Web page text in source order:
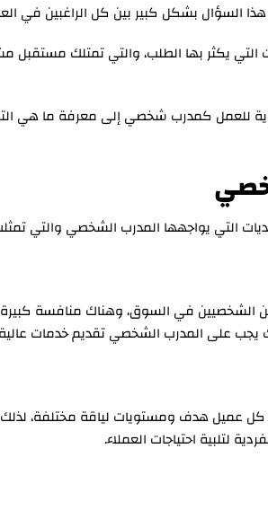
السؤال بشكل كبير بين كل الراغبين في
التي يكثر بها الطلب، والتي تمتلك
للعمل كمدرب شخصي إلى معرفة ما هي
التي يواجهها المدرب الشخصي والتي
الشخصيين في السوق، وهناك منافسة
يجب على المدرب الشخصي تقديم خدمات
كل عميل هدف ومستويات لياقة مختلفة،
لتلبية احتياجات العملاء.